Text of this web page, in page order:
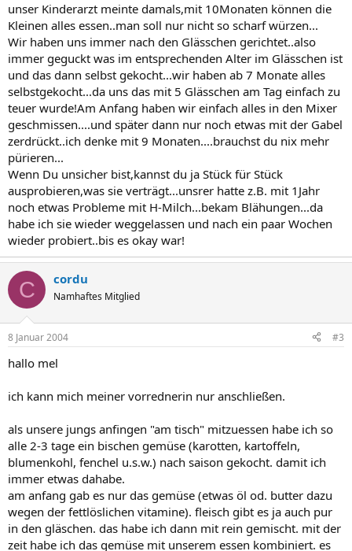
unser Kinderarzt meinte damals,mit 10Monaten können die
Kleinen alles essen..man soll nur nicht so scharf würzen...
Wir haben uns immer nach den Glässchen gerichtet..also
immer geguckt was im entsprechenden Alter im Glässchen ist
und das dann selbst gekocht...wir haben ab 7 Monate alles
selbstgekocht...da uns das mit 5 Glässchen am Tag einfach zu
teuer wurde!Am Anfang haben wir einfach alles in den Mixer
geschmissen....und später dann nur noch etwas mit der Gabel
zerdrückt..ich denke mit 9 Monaten....brauchst du nix mehr
pürieren...
Wenn Du unsicher bist,kannst du ja Stück für Stück
ausprobieren,was sie verträgt...unsrer hatte z.B. mit 1Jahr
noch etwas Probleme mit H-Milch...bekam Blähungen...da
habe ich sie wieder weggelassen und nach ein paar Wochen
wieder probiert..bis es okay war!
C cordu
Namhaftes Mitglied
8 Januar 2004 #3
hallo mel
ich kann mich meiner vorrednerin nur anschließen.
als unsere jungs anfingen "am tisch" mitzuessen habe ich so
alle 2-3 tage ein bischen gemüse (karotten, kartoffeln,
blumenkohl, fenchel u.s.w.) nach saison gekocht. damit ich
immer etwas dahabe.
am anfang gab es nur das gemüse (etwas öl od. butter dazu
wegen der fettlöslichen vitamine). fleisch gibt es ja auch pur
in den gläschen. das habe ich dann mit rein gemischt. mit der
zeit habe ich das gemüse mit unserem essen kombiniert. es